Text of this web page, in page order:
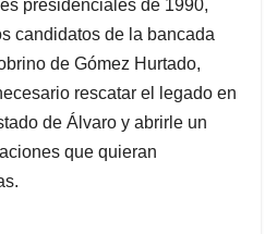
presidenciales de 1990,
candidatos de la bancada
de Gómez Hurtado,
rescatar el legado en
de Álvaro y abrirle un
que quieran